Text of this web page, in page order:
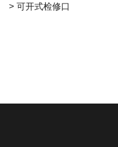
> 可开式检修口